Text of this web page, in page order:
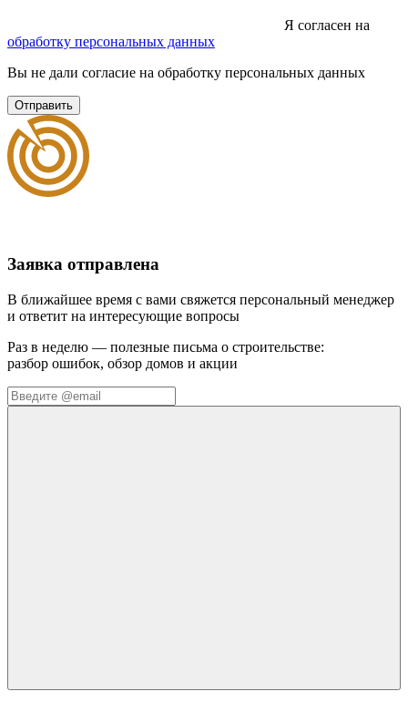
Я согласен на
обработку персональных данных
Вы не дали согласие на обработку персональных данных
Отправить
Заявка отправлена
В ближайшее время с вами свяжется персональный менеджер
и ответит на интересующие вопросы
Раз в неделю — полезные письма о строительстве:
разбор ошибок, обзор домов и акции